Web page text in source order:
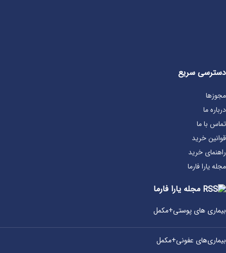
دسترسی سریع
مجوزها
درباره ما
تماس با ما
قوانین خرید
راهنمای خرید
مجله یارا فارما
مجله یارا فارما
بیماری‌ های پوستی+مکمل
بیماری‌های عفونی+مکمل